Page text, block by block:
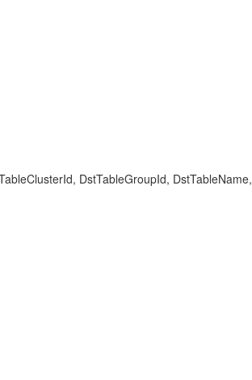
DstTableGroupId, DstTableName,